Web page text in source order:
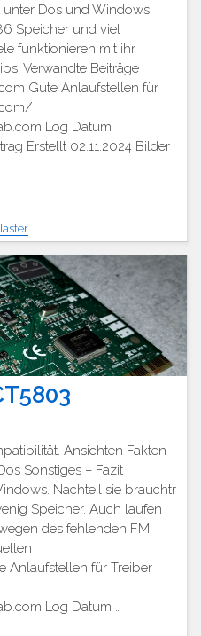
unter Dos und Windows.
Speicher und viel
funktionieren mit ihr
Verwandte Beiträge
Gute Anlaufstellen für
Log Datum
Erstellt 02.11.2024 Bilder
Ansichten Fakten
Sonstiges – Fazit
Nachteil sie brauchtr
Speicher. Auch laufen
des fehlenden FM
Anlaufstellen für Treiber
Log Datum …